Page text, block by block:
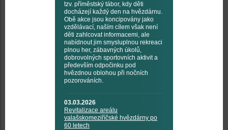
tzv. příměstský tábor, kdy děti
docházejí každý den na hvězdárnu.
Obě akce jsou koncipovány jako
vzdělávací, naším cílem však není
děti zahlcovat informacemi, ale
nabídnout jim smysluplnou rekreaci
plnou her, zábavných úkolů,
dobrovolných sportovních aktivit a
především odpočinku pod
hvězdnou oblohou při nočních
pozorováních.
03.03.2026
Revitalizace areálu
valašskomeziříčské hvězdárny po
60 letech